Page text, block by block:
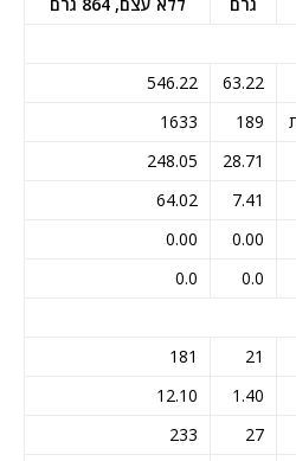
63.22
546.22
189
1633
28.71
248.05
7.41
64.02
0.00
0.00
0.0
0.0
21
181
1.40
12.10
27
233